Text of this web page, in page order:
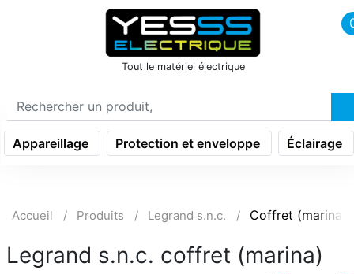
icon menu burger
Tout le matériel électrique
Appareillage Protection et enveloppe Éclairage
Accueil Produits Legrand s.n.c. Coffret (marina)
Legrand s.n.c. coffret (marina)